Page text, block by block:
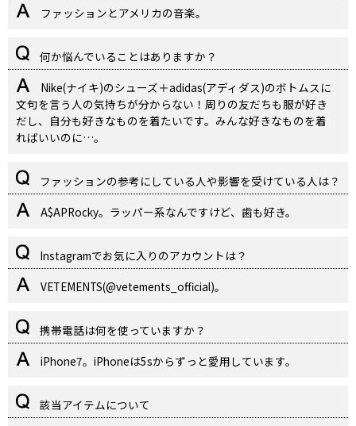
ファッションとアメリカの音楽。
何か悩んでいることはありますか？
Nike(ナイキ)のシューズ＋adidas(アディダス)のボトムスに
文句を言う人の気持ちが分からない！周りの友だちも服が好き
だし、自分も好きなものを着たいです。みんな好きなものを着
ればいいのに…。
ファッションの参考にしている人や影響を受けている人は？
A$APRocky。ラッパー系なんですけど、歯も好き。
Instagramでお気に入りのアカウントは？
VETEMENTS(@vetements_official)。
携帯電話は何を使っていますか？
iPhone7。iPhoneは5sからずっと愛用しています。
該当アイテムについて